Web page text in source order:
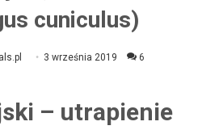
cuniculus)
3 września 2019 6
– utrapienie